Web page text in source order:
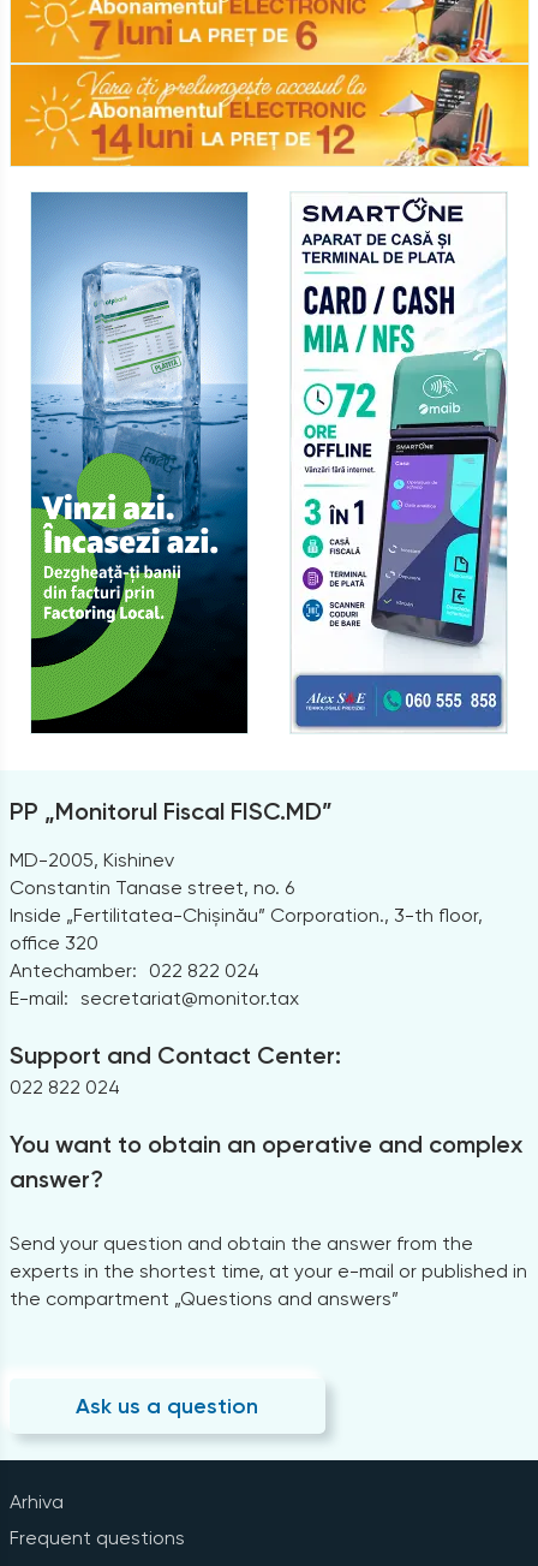
PP „Monitorul Fiscal FISC.MD”
MD-2005, Kishinev
Constantin Tanase street, no. 6
Inside „Fertilitatea-Chișinău” Corporation., 3-th floor,
office 320
Antechamber:
022 822 024
E-mail: secretariat@monitor.tax
Support and Contact Center:
022 822 024
You want to obtain an operative and complex
answer?
Send your question and obtain the answer from the
experts in the shortest time, at your e-mail or published in
the compartment „Questions and answers”
Ask us a question
Arhiva
Frequent questions